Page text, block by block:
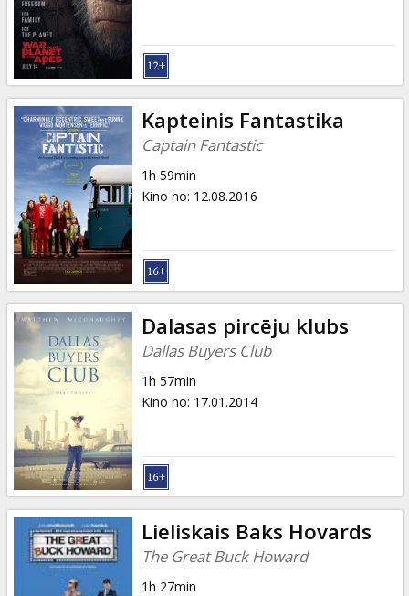
Kapteinis Fantastika
Captain Fantastic
1h 59min
Kino no: 12.08.2016
Dalasas pircēju klubs
Dallas Buyers Club
1h 57min
Kino no: 17.01.2014
Lieliskais Baks Hovards
The Great Buck Howard
1h 27min